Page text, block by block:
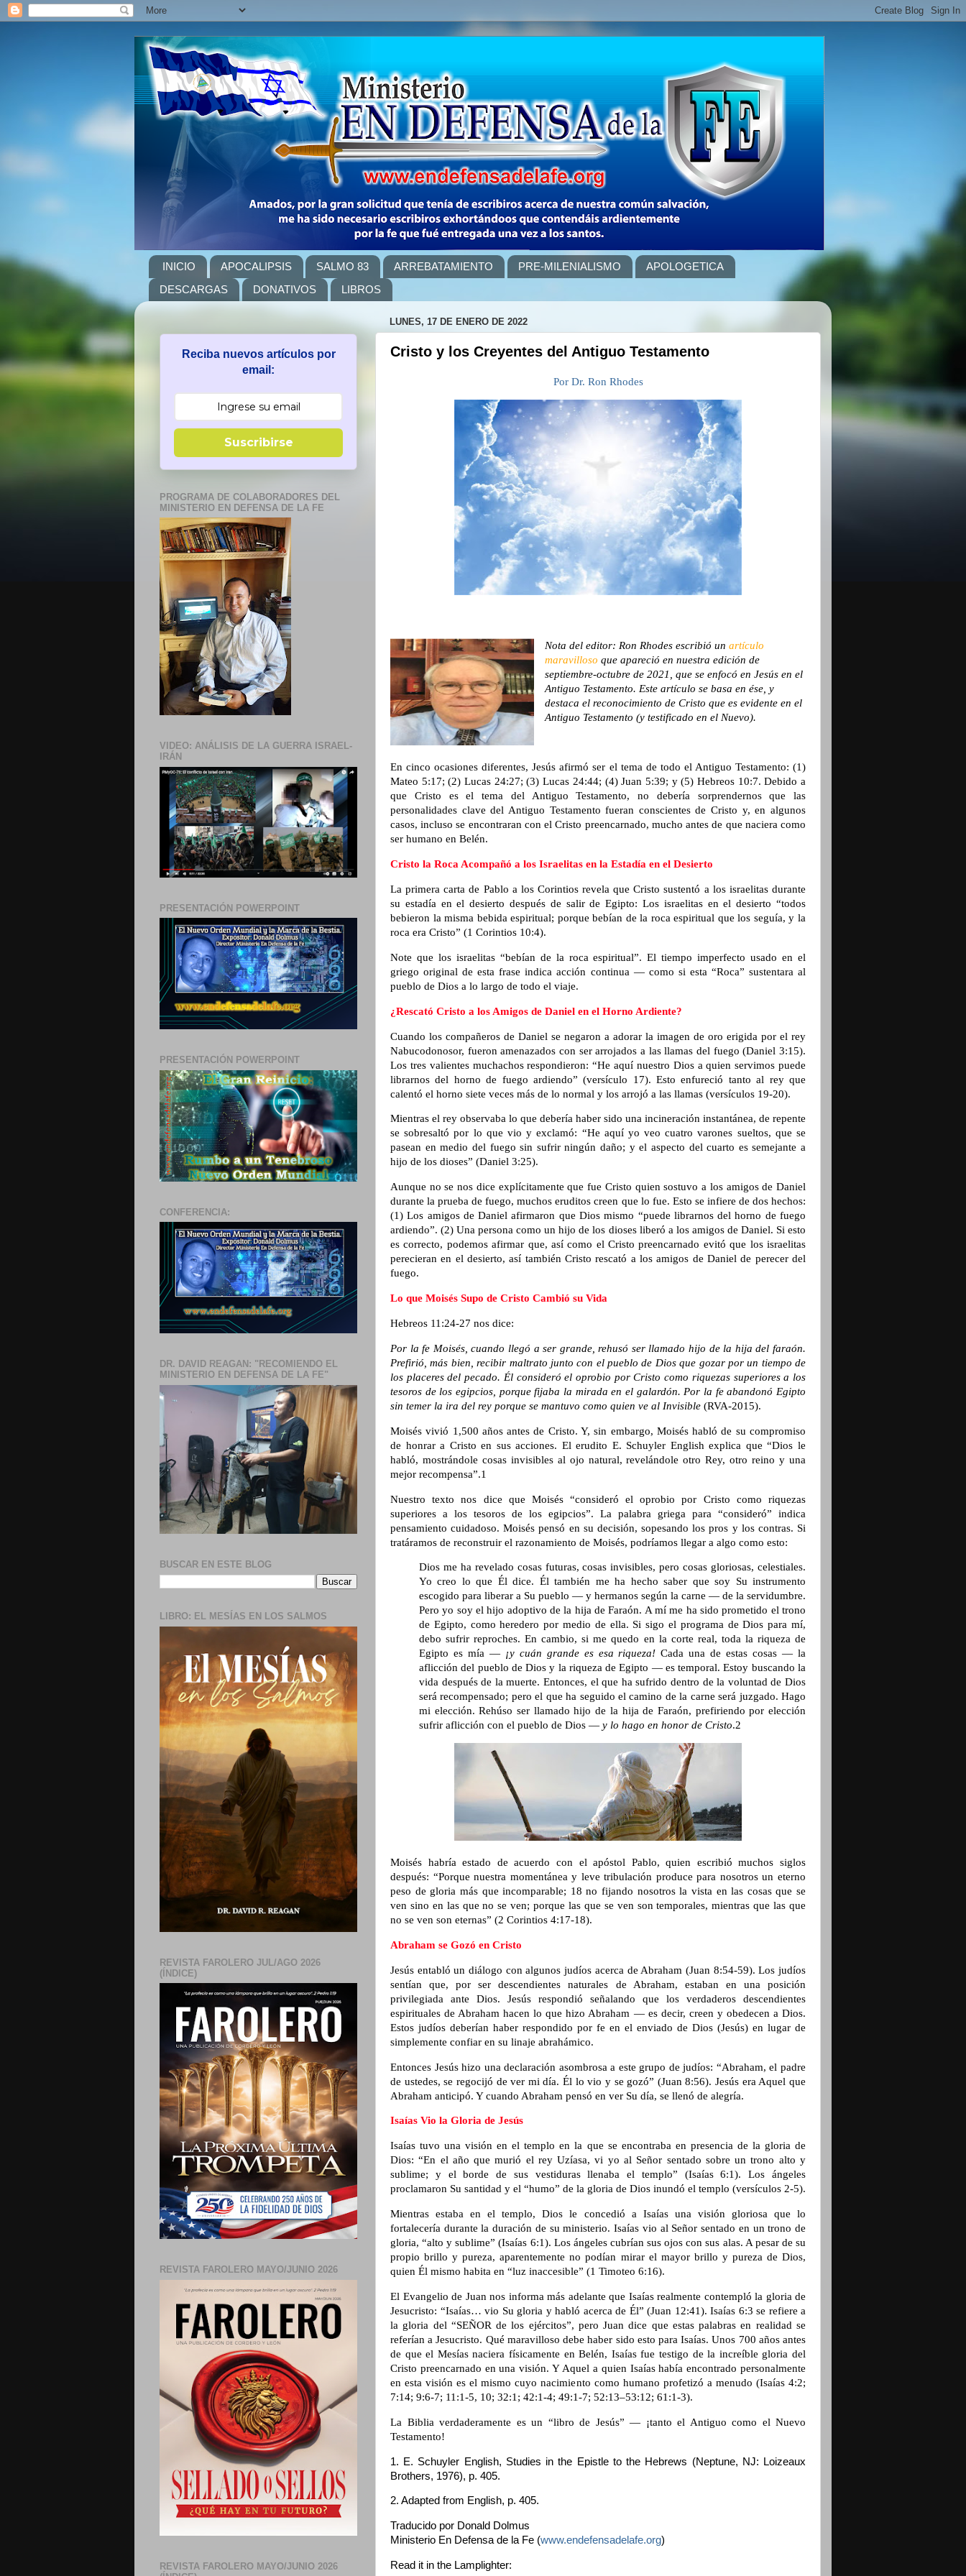
INICIO APOCALIPSIS SALMO 83 ARREBATAMIENTO PRE-MILENIALISMO
APOLOGETICA
DESCARGAS
DONATIVOS LIBROS
LUNES, 17 DE ENERO DE 2022
Cristo y los Creyentes del Antiguo Testamento
Por Dr. Ron Rhodes
Nota del editor: Ron Rhodes escribió un artículo
maravilloso que apareció en nuestra edición de
septiembre-octubre de 2021, que se enfocó en Jesús en el
Antiguo Testamento. Este artículo se basa en ése, y
destaca el reconocimiento de Cristo que es evidente en el
Antiguo Testamento (y testificado en el Nuevo).
En cinco ocasiones diferentes, Jesús afirmó ser el tema de todo el Antiguo Testamento: (1)
Mateo 5:17; (2) Lucas 24:27; (3) Lucas 24:44; (4) Juan 5:39; y (5) Hebreos 10:7. Debido a
que Cristo es el tema del Antiguo Testamento, no debería sorprendernos que las
personalidades clave del Antiguo Testamento fueran conscientes de Cristo y, en algunos
casos, incluso se encontraran con el Cristo preencarnado, mucho antes de que naciera como
ser humano en Belén.
Cristo la Roca Acompañó a los Israelitas en la Estadía en el Desierto
La primera carta de Pablo a los Corintios revela que Cristo sustentó a los israelitas durante
su estadía en el desierto después de salir de Egipto: Los israelitas en el desierto “todos
bebieron la misma bebida espiritual; porque bebían de la roca espiritual que los seguía, y la
roca era Cristo” (1 Corintios 10:4).
Note que los israelitas “bebían de la roca espiritual”. El tiempo imperfecto usado en el
griego original de esta frase indica acción continua — como si esta “Roca” sustentara al
pueblo de Dios a lo largo de todo el viaje.
¿Rescató Cristo a los Amigos de Daniel en el Horno Ardiente?
Cuando los compañeros de Daniel se negaron a adorar la imagen de oro erigida por el rey
Nabucodonosor, fueron amenazados con ser arrojados a las llamas del fuego (Daniel 3:15).
Los tres valientes muchachos respondieron: “He aquí nuestro Dios a quien servimos puede
librarnos del horno de fuego ardiendo” (versículo 17). Esto enfureció tanto al rey que
calentó el horno siete veces más de lo normal y los arrojó a las llamas (versículos 19-20).
Mientras el rey observaba lo que debería haber sido una incineración instantánea, de repente
se sobresaltó por lo que vio y exclamó: “He aquí yo veo cuatro varones sueltos, que se
pasean en medio del fuego sin sufrir ningún daño; y el aspecto del cuarto es semejante a
hijo de los dioses” (Daniel 3:25).
Aunque no se nos dice explícitamente que fue Cristo quien sostuvo a los amigos de Daniel
durante la prueba de fuego, muchos eruditos creen que lo fue. Esto se infiere de dos hechos:
(1) Los amigos de Daniel afirmaron que Dios mismo “puede librarnos del horno de fuego
ardiendo”. (2) Una persona como un hijo de los dioses liberó a los amigos de Daniel. Si esto
es correcto, podemos afirmar que, así como el Cristo preencarnado evitó que los israelitas
perecieran en el desierto, así también Cristo rescató a los amigos de Daniel de perecer del
fuego.
Lo que Moisés Supo de Cristo Cambió su Vida
Hebreos 11:24-27 nos dice:
Por la fe Moisés, cuando llegó a ser grande, rehusó ser llamado hijo de la hija del faraón.
Prefirió, más bien, recibir maltrato junto con el pueblo de Dios que gozar por un tiempo de
los placeres del pecado. Él consideró el oprobio por Cristo como riquezas superiores a los
tesoros de los egipcios, porque fijaba la mirada en el galardón. Por la fe abandonó Egipto
sin temer la ira del rey porque se mantuvo como quien ve al Invisible (RVA-2015).
Moisés vivió 1,500 años antes de Cristo. Y, sin embargo, Moisés habló de su compromiso
de honrar a Cristo en sus acciones. El erudito E. Schuyler English explica que “Dios le
habló, mostrándole cosas invisibles al ojo natural, revelándole otro Rey, otro reino y una
mejor recompensa”.1
Nuestro texto nos dice que Moisés “consideró el oprobio por Cristo como riquezas
superiores a los tesoros de los egipcios”. La palabra griega para “consideró” indica
pensamiento cuidadoso. Moisés pensó en su decisión, sopesando los pros y los contras. Si
tratáramos de reconstruir el razonamiento de Moisés, podríamos llegar a algo como esto:
Dios me ha revelado cosas futuras, cosas invisibles, pero cosas gloriosas, celestiales.
Yo creo lo que Él dice. Él también me ha hecho saber que soy Su instrumento
escogido para liberar a Su pueblo — y hermanos según la carne — de la servidumbre.
Pero yo soy el hijo adoptivo de la hija de Faraón. A mí me ha sido prometido el trono
de Egipto, como heredero por medio de ella. Si sigo el programa de Dios para mí,
debo sufrir reproches. En cambio, si me quedo en la corte real, toda la riqueza de
Egipto es mía — ¡y cuán grande es esa riqueza! Cada una de estas cosas — la
aflicción del pueblo de Dios y la riqueza de Egipto — es temporal. Estoy buscando la
vida después de la muerte. Entonces, el que ha sufrido dentro de la voluntad de Dios
será recompensado; pero el que ha seguido el camino de la carne será juzgado. Hago
mi elección. Rehúso ser llamado hijo de la hija de Faraón, prefiriendo por elección
sufrir aflicción con el pueblo de Dios — y lo hago en honor de Cristo.2
Moisés habría estado de acuerdo con el apóstol Pablo, quien escribió muchos siglos
después: “Porque nuestra momentánea y leve tribulación produce para nosotros un eterno
peso de gloria más que incomparable; 18 no fijando nosotros la vista en las cosas que se
ven sino en las que no se ven; porque las que se ven son temporales, mientras que las que
no se ven son eternas” (2 Corintios 4:17-18).
Abraham se Gozó en Cristo
Jesús entabló un diálogo con algunos judíos acerca de Abraham (Juan 8:54-59). Los judíos
sentían que, por ser descendientes naturales de Abraham, estaban en una posición
privilegiada ante Dios. Jesús respondió señalando que los verdaderos descendientes
espirituales de Abraham hacen lo que hizo Abraham — es decir, creen y obedecen a Dios.
Estos judíos deberían haber respondido por fe en el enviado de Dios (Jesús) en lugar de
simplemente confiar en su linaje abrahámico.
Entonces Jesús hizo una declaración asombrosa a este grupo de judíos: “Abraham, el padre
de ustedes, se regocijó de ver mi día. Él lo vio y se gozó” (Juan 8:56). Jesús era Aquel que
Abraham anticipó. Y cuando Abraham pensó en ver Su día, se llenó de alegría.
Isaías Vio la Gloria de Jesús
Isaías tuvo una visión en el templo en la que se encontraba en presencia de la gloria de
Dios: “En el año que murió el rey Uzíasa, vi yo al Señor sentado sobre un trono alto y
sublime; y el borde de sus vestiduras llenaba el templo” (Isaías 6:1). Los ángeles
proclamaron Su santidad y el “humo” de la gloria de Dios inundó el templo (versículos 2-5).
Mientras estaba en el templo, Dios le concedió a Isaías una visión gloriosa que lo
fortalecería durante la duración de su ministerio. Isaías vio al Señor sentado en un trono de
gloria, “alto y sublime” (Isaías 6:1). Los ángeles cubrían sus ojos con sus alas. A pesar de su
propio brillo y pureza, aparentemente no podían mirar el mayor brillo y pureza de Dios,
quien Él mismo habita en “luz inaccesible” (1 Timoteo 6:16).
El Evangelio de Juan nos informa más adelante que Isaías realmente contempló la gloria de
Jesucristo: “Isaías… vio Su gloria y habló acerca de Él” (Juan 12:41). Isaías 6:3 se refiere a
la gloria del “SEÑOR de los ejércitos”, pero Juan dice que estas palabras en realidad se
referían a Jesucristo. Qué maravilloso debe haber sido esto para Isaías. Unos 700 años antes
de que el Mesías naciera físicamente en Belén, Isaías fue testigo de la increíble gloria del
Cristo preencarnado en una visión. Y Aquel a quien Isaías había encontrado personalmente
en esta visión es el mismo cuyo nacimiento como humano profetizó a menudo (Isaías 4:2;
7:14; 9:6-7; 11:1-5, 10; 32:1; 42:1-4; 49:1-7; 52:13–53:12; 61:1-3).
La Biblia verdaderamente es un “libro de Jesús” — ¡tanto el Antiguo como el Nuevo
Testamento!
1. E. Schuyler English, Studies in the Epistle to the Hebrews (Neptune, NJ: Loizeaux
Brothers, 1976), p. 405.
2. Adapted from English, p. 405.
Traducido por Donald Dolmus
Ministerio En Defensa de la Fe (www.endefensadelafe.org)
Read it in the Lamplighter:
Reciba nuevos artículos por
email:
Suscribirse
PROGRAMA DE COLABORADORES DEL
MINISTERIO EN DEFENSA DE LA FE
VIDEO: ANÁLISIS DE LA GUERRA ISRAEL-
IRÁN
PRESENTACIÓN POWERPOINT
PRESENTACIÓN POWERPOINT
CONFERENCIA:
DR. DAVID REAGAN: "RECOMIENDO EL
MINISTERIO EN DEFENSA DE LA FE"
BUSCAR EN ESTE BLOG
LIBRO: EL MESÍAS EN LOS SALMOS
REVISTA FAROLERO JUL/AGO 2026
(ÍNDICE)
REVISTA FAROLERO MAYO/JUNIO 2026
REVISTA FAROLERO MAYO/JUNIO 2026